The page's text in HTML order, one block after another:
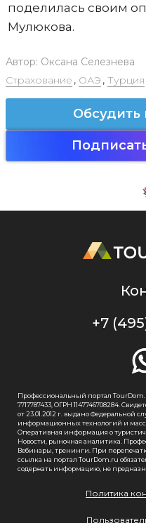
поделилась своим
Мулюкова.
Автор: Оксана Селезнева
Страхование , ОАЭ , Турция
Обсудить
+7
Профессиональный портал
7717787433, ОГРН 1147746708284.
от 23.01.2012 г. выдано Федеральной
информационных технологий и
Оперативная информация о
Новости, рыночная аналитика.
Вебинары, тренинги. При
ссылка на портал TourDom.ru
содержать информацию, не
Политика